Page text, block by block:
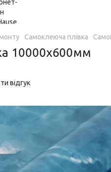
Самоклеюча плівка
10000х600мм
відгук